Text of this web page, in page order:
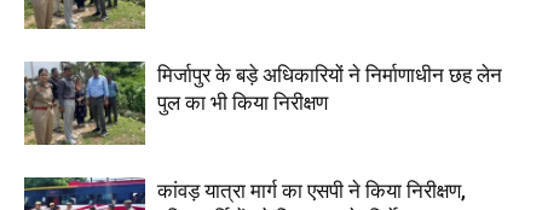
मिर्जापुर के बड़े अधिकारियों ने निर्माणाधीन छह लेन
पुल का भी किया निरीक्षण
कांवड़ यात्रा मार्ग का एसपी ने किया निरीक्षण,